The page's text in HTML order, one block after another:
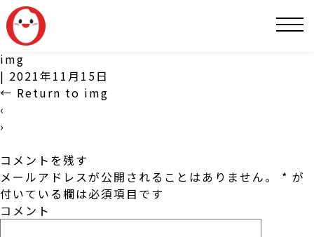
img
| 2021年11月15日
← Return to img
‹
›
コメントを残す
メールアドレスが公開されることはありません。
* が
付いている欄は必須項目です
コメント